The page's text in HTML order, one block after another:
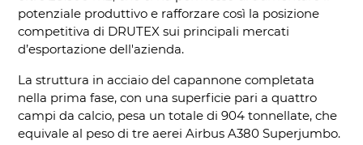
potenziale produttivo e rafforzare così la posizione
competitiva di DRUTEX sui principali mercati
d’esportazione dell'azienda.
La struttura in acciaio del capannone completata
nella prima fase, con una superficie pari a quattro
campi da calcio, pesa un totale di 904 tonnellate, che
equivale al peso di tre aerei Airbus A380 Superjumbo.